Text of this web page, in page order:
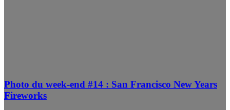
Photo du week-end #14 : San Francisco New Years
Fireworks